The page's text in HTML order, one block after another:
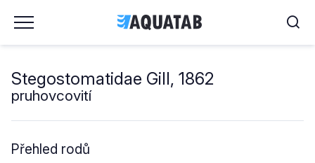
Stegostomatidae Gill, 1862
pruhovcovití
Přehled rodů